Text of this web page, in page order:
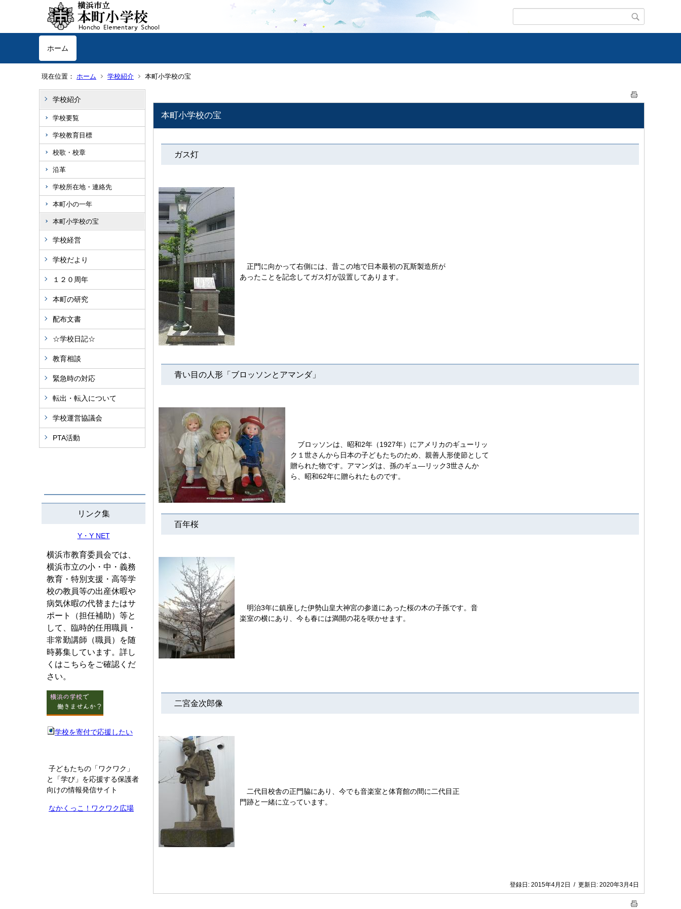
ホーム
現在位置： ホーム 学校紹介 本町小学校の宝
学校紹介
学校要覧
学校教育目標
校歌・校章
沿革
学校所在地・連絡先
本町小の一年
本町小学校の宝
学校経営
学校だより
１２０周年
本町の研究
配布文書
☆学校日記☆
教育相談
緊急時の対応
転出・転入について
学校運営協議会
PTA活動
リンク集
Y・Y NET
横浜市教育委員会では、
横浜市立の小・中・義務
教育・特別支援・高等学
校の教員等の出産休暇や
病気休暇の代替またはサ
ポート（担任補助）等と
して、臨時的任用職員・
非常勤講師（職員）を随
時募集しています。詳し
くはこちらをご確認くだ
さい。
学校を寄付で応援したい
子どもたちの「ワクワク」
と「学び」を応援する保護者
向けの情報発信サイト
なかくっこ！ワクワク広場
本町小学校の宝
ガス灯
正門に向かって右側には、昔この地で日本最初の瓦斯製造所が
あったことを記念してガス灯が設置してあります。
青い目の人形「ブロッソンとアマンダ」
ブロッソンは、昭和2年（1927年）にアメリカのギューリッ
ク１世さんから日本の子どもたちのため、親善人形使節として
贈られた物です。アマンダは、孫のギュ―リック3世さんか
ら、昭和62年に贈られたものです。
百年桜
明治3年に鎮座した伊勢山皇大神宮の参道にあった桜の木の子孫です。音
楽室の横にあり、今も春には満開の花を咲かせます。
二宮金次郎像
二代目校舎の正門脇にあり、今でも音楽室と体育館の間に二代目正
門跡と一緒に立っています。
登録日: 2015年4月2日 / 更新日: 2020年3月4日